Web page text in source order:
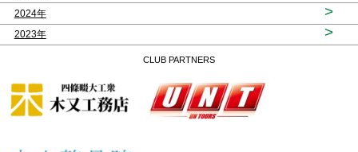
2024年 >
2023年 >
CLUB PARTNERS